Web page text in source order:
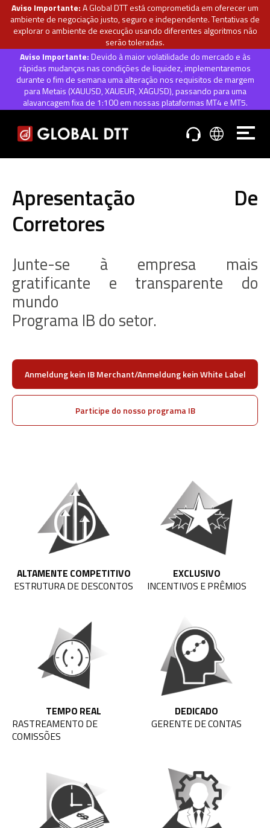
Aviso Importante:A Global DTT está comprometida em oferecer um
ambiente de negociação justo, seguro e independente. Tentativas de
explorar o ambiente de execução usando diferentes algoritmos não
serão toleradas.
Aviso Importante:Devido à maior volatilidade do mercado e às
rápidas mudanças nas condições de liquidez, implementaremos
durante o fim de semana uma alteração nos requisitos de margem
para Metais (XAUUSD, XAUEUR, XAGUSD), passando para uma
alavancagem fixa de 1:100 em nossas plataformas MT4 e MT5.
Apresentação De
Corretores
Junte-se à empresa mais
gratificante e transparente do
mundo
Programa IB do setor.
Anmeldung kein IB Merchant/Anmeldung kein White Label
Participe do nosso programa IB
ALTAMENTE COMPETITIVO
ESTRUTURA DE DESCONTOS
EXCLUSIVO
INCENTIVOS E PRÊMIOS
TEMPO REAL
RASTREAMENTO DE
COMISSÕES
DEDICADO
GERENTE DE CONTAS